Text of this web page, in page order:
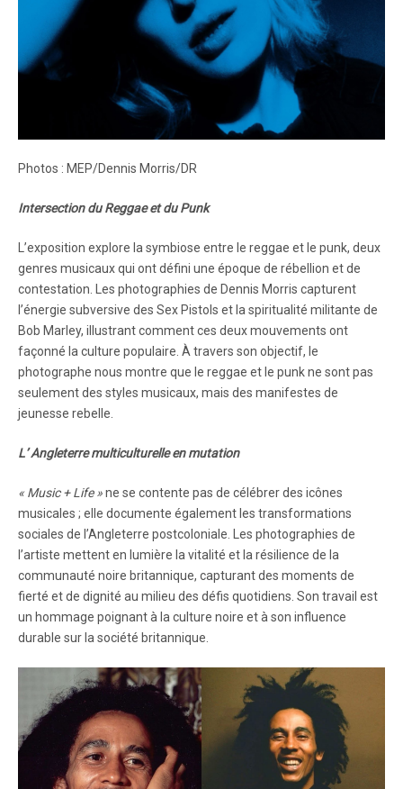
Photos : MEP/Dennis Morris/DR
Intersection du Reggae et du Punk
L’exposition explore la symbiose entre le reggae et le punk, deux
genres musicaux qui ont défini une époque de rébellion et de
contestation. Les photographies de Dennis Morris capturent
l’énergie subversive des Sex Pistols et la spiritualité militante de
Bob Marley, illustrant comment ces deux mouvements ont
façonné la culture populaire. À travers son objectif, le
photographe nous montre que le reggae et le punk ne sont pas
seulement des styles musicaux, mais des manifestes de
jeunesse rebelle.
L’ Angleterre multiculturelle en mutation
« Music + Life »ne se contente pas de célébrer des icônes
musicales ; elle documente également les transformations
sociales de l’Angleterre postcoloniale. Les photographies de
l’artiste mettent en lumière la vitalité et la résilience de la
communauté noire britannique, capturant des moments de
fierté et de dignité au milieu des défis quotidiens. Son travail est
un hommage poignant à la culture noire et à son influence
durable sur la société britannique.